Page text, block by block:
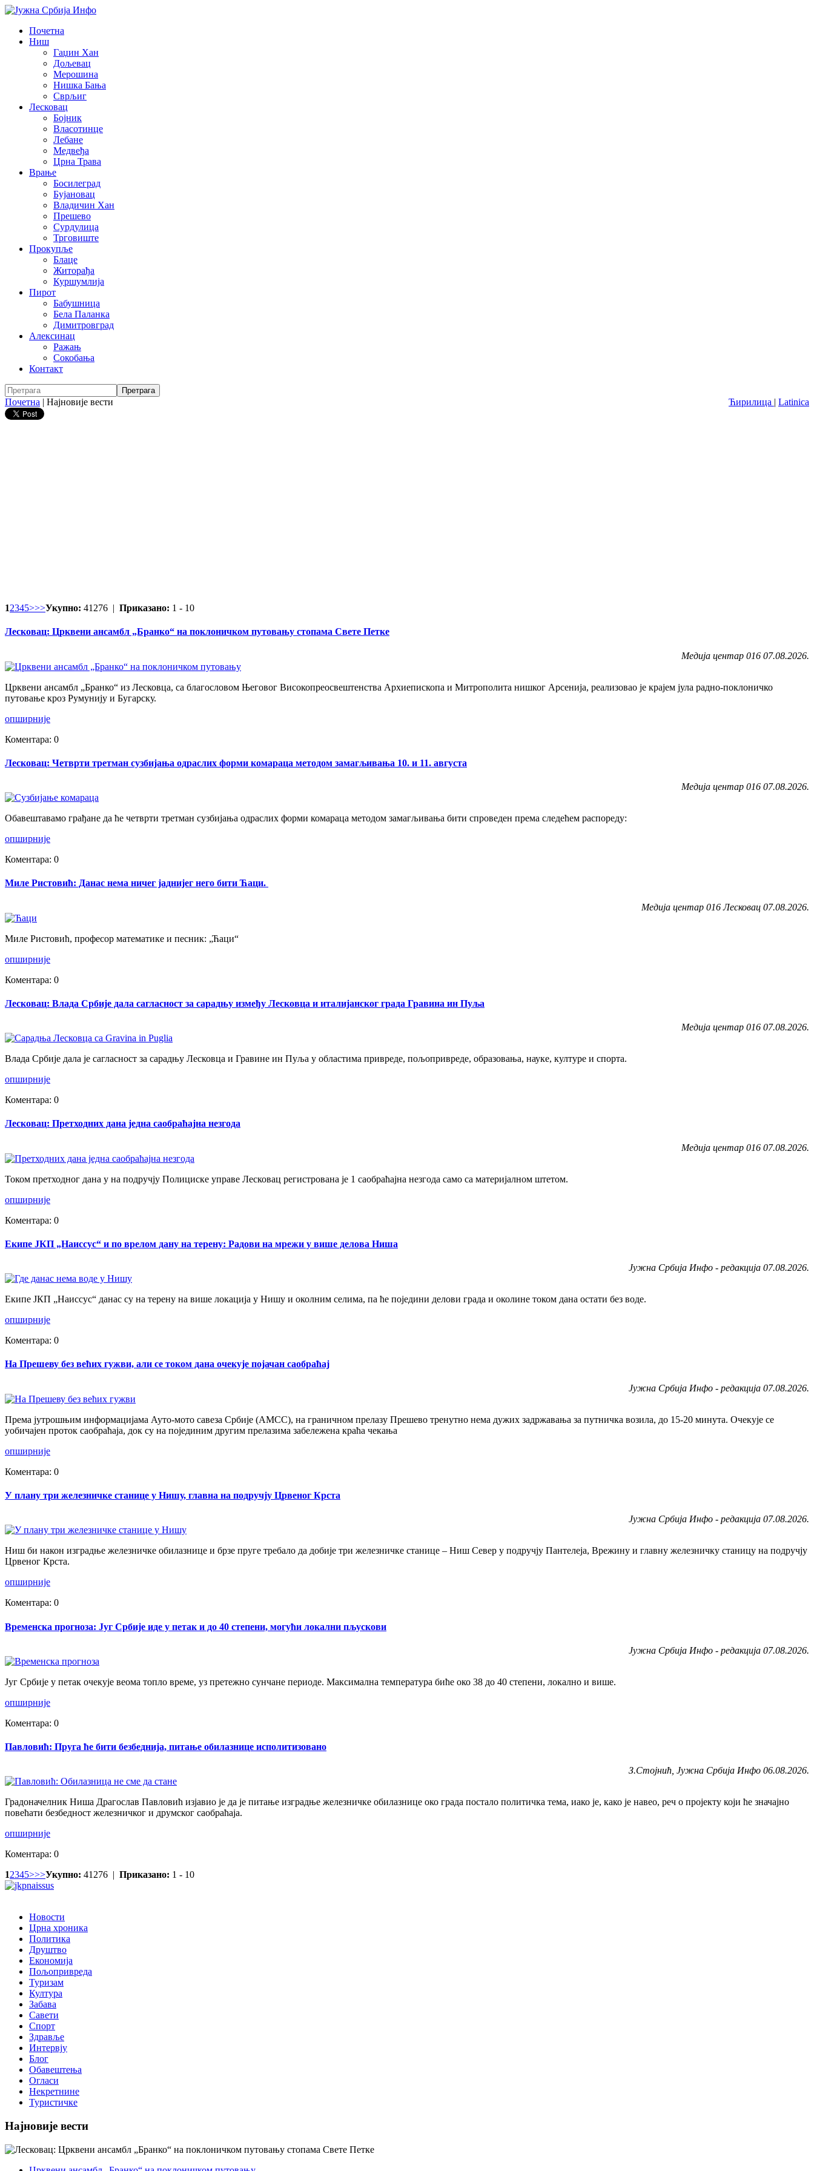
Почетна
Ниш
Гаџин Хан
Дољевац
Мерошина
Нишка Бања
Сврљиг
Лесковац
Бојник
Власотинце
Лебане
Медвеђа
Црна Трава
Врање
Босилеград
Бујановац
Владичин Хан
Прешево
Сурдулица
Трговиште
Прокупље
Блаце
Житорађа
Куршумлија
Пирот
Бабушница
Бела Паланка
Димитровград
Алексинац
Ражањ
Сокобања
Контакт
Ћирилица | Latinica
Почетна | Најновије вести
12345>>>Укупно: 41276 | Приказано: 1 - 10
Лесковац: Црквени ансамбл „Бранко“ на поклоничком путовању стопама Свете Петке
Медија центар 016 07.08.2026.
Црквени ансамбл „Бранко“ из Лесковца, са благословом Његовог Високопреосвештенства Архиепископа и Митрополита нишког Арсенија, реализовао је крајем јула радно-поклоничко
путовање кроз Румунију и Бугарску.
опширније
Коментара: 0
Лесковац: Четврти третман сузбијања одраслих форми комараца методом замагљивања 10. и 11. августа
Медија центар 016 07.08.2026.
Обавештавамо грађане да ће четврти третман сузбијања одраслих форми комараца методом замагљивања бити спроведен према следећем распореду:
опширније
Коментара: 0
Миле Ристовић: Данас нема ничег јаднијег него бити Ћаци.
Медија центар 016 Лесковац 07.08.2026.
Миле Ристовић, професор математике и песник: „Ћаци“
опширније
Коментара: 0
Лесковац: Влада Србије дала сагласност за сарадњу између Лесковца и италијанског града Гравина ин Пуља
Медија центар 016 07.08.2026.
Влада Србије дала је сагласност за сарадњу Лесковца и Гравине ин Пуља у областима привреде, пољопривреде, образовања, науке, културе и спорта.
опширније
Коментара: 0
Лесковац: Претходних дана једна саобраћајна незгода
Медија центар 016 07.08.2026.
Током претходног дана у на подручју Полициске управе Лесковац регистрована је 1 саобраћајна незгода само са материјалном штетом.
опширније
Коментара: 0
Екипе ЈКП „Наиссус“ и по врелом дану на терену: Радови на мрежи у више делова Ниша
Јужна Србија Инфо - редакција 07.08.2026.
Екипе ЈКП „Наиссус“ данас су на терену на више локација у Нишу и околним селима, па ће поједини делови града и околине током дана остати без воде.
опширније
Коментара: 0
На Прешеву без већих гужви, али се током дана очекује појачан саобраћај
Јужна Србија Инфо - редакција 07.08.2026.
Према јутрошњим информацијама Ауто-мото савеза Србије (АМСС), на граничном прелазу Прешево тренутно нема дужих задржавања за путничка возила, до 15-20 минута. Очекује се
уобичајен проток саобраћаја, док су на појединим другим прелазима забележена краћа чекања
опширније
Коментара: 0
У плану три железничке станице у Нишу, главна на подручју Црвеног Крста
Јужна Србија Инфо - редакција 07.08.2026.
Ниш би након изградње железничке обилазнице и брзе пруге требало да добије три железничке станице – Ниш Север у подручју Пантелеја, Врежину и главну железничку станицу на подручју
Црвеног Крста.
опширније
Коментара: 0
Временска прогноза: Југ Србије иде у петак и до 40 степени, могући локални пљускови
Јужна Србија Инфо - редакција 07.08.2026.
Југ Србије у петак очекује веома топло време, уз претежно сунчане периоде. Максимална температура биће око 38 до 40 степени, локално и више.
опширније
Коментара: 0
Павловић: Пруга ће бити безбеднија, питање обилазнице исполитизовано
З.Стојнић, Јужна Србија Инфо 06.08.2026.
Градоначелник Ниша Драгослав Павловић изјавио је да је питање изградње железничке обилазнице око града постало политичка тема, иако је, како је навео, реч о пројекту који ће значајно
повећати безбедност железничког и друмског саобраћаја.
опширније
Коментара: 0
12345>>>Укупно: 41276 | Приказано: 1 - 10
Новости
Црна хроника
Политика
Друштво
Економија
Пољопривреда
Туризам
Култура
Забава
Савети
Спорт
Здравље
Интервју
Блог
Обавештења
Огласи
Некретнине
Туристичке
Најновије вести